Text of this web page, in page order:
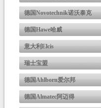
德国Novotechnik诺沃泰克
德国Hawe哈威
意大利Elcis
瑞士宝盟
德国Ahlborn爱尔邦
德国Almatec阿迈得